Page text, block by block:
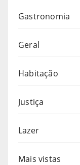
Gastronomia
Geral
Habitação
Justiça
Lazer
Mais vistas